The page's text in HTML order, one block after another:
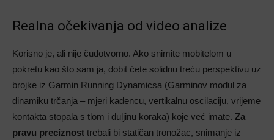
Realna očekivanja od video analize
Korisno je, ali nije čudotvorno. Ako snimite mobitelom u
pokretu kao što sam ja, dobit ćete solidnu treću perspektivu uz
brojke iz Garmin Running Dynamicsa (Garminov modul za
dinamiku trčanja – mjeri kadencu, vertikalnu oscilaciju, vrijeme
kontakta stopala s tlom i duljinu koraka) koje već imate. Za
pravu preciznost trebali bi statičan tronožac, snimanje iz